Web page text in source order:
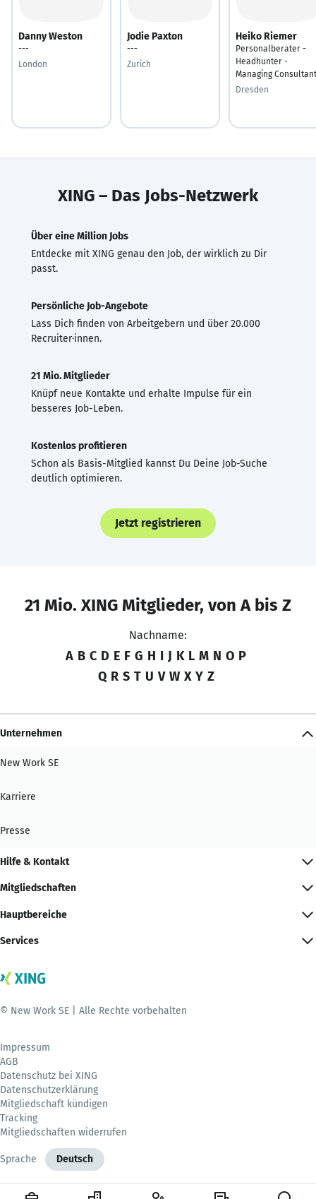
Danny Weston
---
London
Jodie Paxton
---
Zurich
Heiko Riemer
Personalberater -
Headhunter -
Managing Consultant
Dresden
XING – Das Jobs-Netzwerk
Über eine Million Jobs
Entdecke mit XING genau den Job, der wirklich zu Dir
passt.
Persönliche Job-Angebote
Lass Dich finden von Arbeitgebern und über 20.000
Recruiter·innen.
21 Mio. Mitglieder
Knüpf neue Kontakte und erhalte Impulse für ein
besseres Job-Leben.
Kostenlos profitieren
Schon als Basis-Mitglied kannst Du Deine Job-Suche
deutlich optimieren.
Jetzt registrieren
21 Mio. XING Mitglieder, von A bis Z
Nachname:
A B C D E F G H I J K L M N O P
Q R S T U V W X Y Z
Unternehmen
New Work SE
Karriere
Presse
Hilfe & Kontakt
Mitgliedschaften
Hauptbereiche
Services
© New Work SE | Alle Rechte vorbehalten
Impressum
AGB
Datenschutz bei XING
Datenschutzerklärung
Mitgliedschaft kündigen
Tracking
Mitgliedschaften widerrufen
Sprache Deutsch